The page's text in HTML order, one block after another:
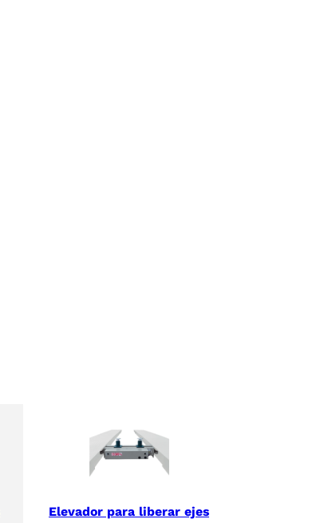
Elevador para liberar ejes